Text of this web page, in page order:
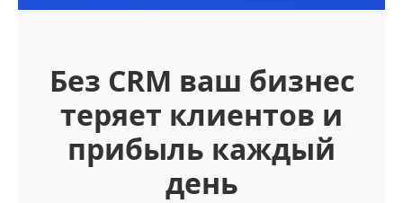
Без CRM ваш бизнес
теряет клиентов и
прибыль каждый
день